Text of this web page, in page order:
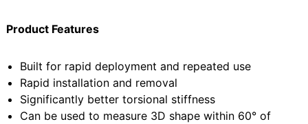
Product Features
Built for rapid deployment and repeated use
Rapid installation and removal
Significantly better torsional stiffness
Can be used to measure 3D shape within 60° of